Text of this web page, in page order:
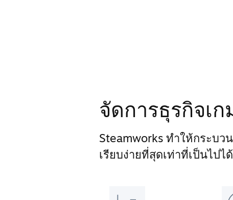
จัดการธุรกิจเ
Steamworks ทำให้กระบว
เรียบง่ายที่สุดเท่าที่เป็นไป